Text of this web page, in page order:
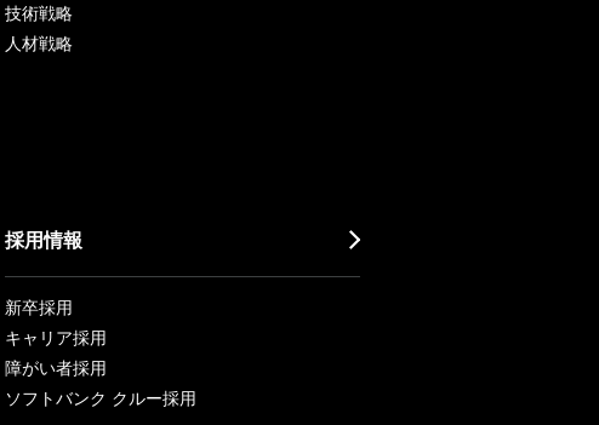
技術戦略
人材戦略
採用情報
新卒採用
キャリア採用
障がい者採用
ソフトバンク クルー採用